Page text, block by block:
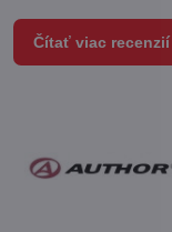
Čítať viac recenzií